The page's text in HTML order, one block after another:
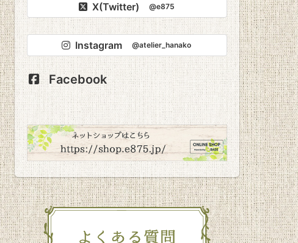
X(Twitter) @e875
Instagram @atelier_hanako
Facebook